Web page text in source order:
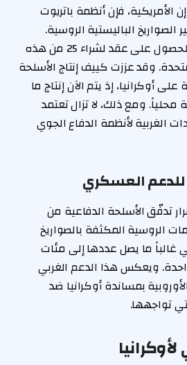
فإن أنظمة باتريوت
الباليستية الروسية.
وتسعى أوكرانيا حالياً للحصول على عقد لشراء 25 من هذه
وقد عززت كييف إنتاج الأسلحة
أوكرانيا، إذ يتم الآن إنتاج ما
محلياً. ومع ذلك، لا تزال تعتمد
الغربية لأنظمة الدفاع الجوي
للدعم العسكري
تدفّق الأسلحة الدفاعية من
الروسية المكثفة بالصواريخ
غالباً ما يصل عددها إلى مئات
ويعكس هذا الدعم الغربي
بمساندة أوكرانيا ضد
تواجهها.